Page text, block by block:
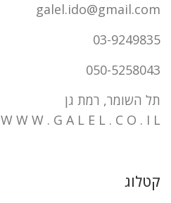
galel.ido@gmail.com
03-9249835
050-5258043
תל השומר, רמת גן
W W W . G A L E L . C O . I L
קטלוג